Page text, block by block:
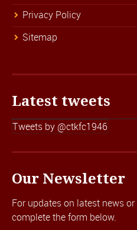
Privacy Policy
Sitemap
Latest tweets
Tweets by @ctkfc1946
Our Newsletter
For updates on latest news
complete the form below.